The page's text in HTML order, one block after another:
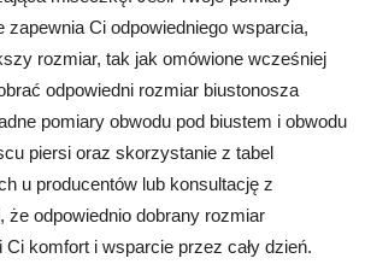
zapewnia Ci odpowiedniego wsparcia,
rozmiar, tak jak omówione wcześniej
odpowiedni rozmiar biustonosza
pomiary obwodu pod biustem i obwodu
piersi oraz skorzystanie z tabel
u producentów lub konsultację z
że odpowiednio dobrany rozmiar
komfort i wsparcie przez cały dzień.